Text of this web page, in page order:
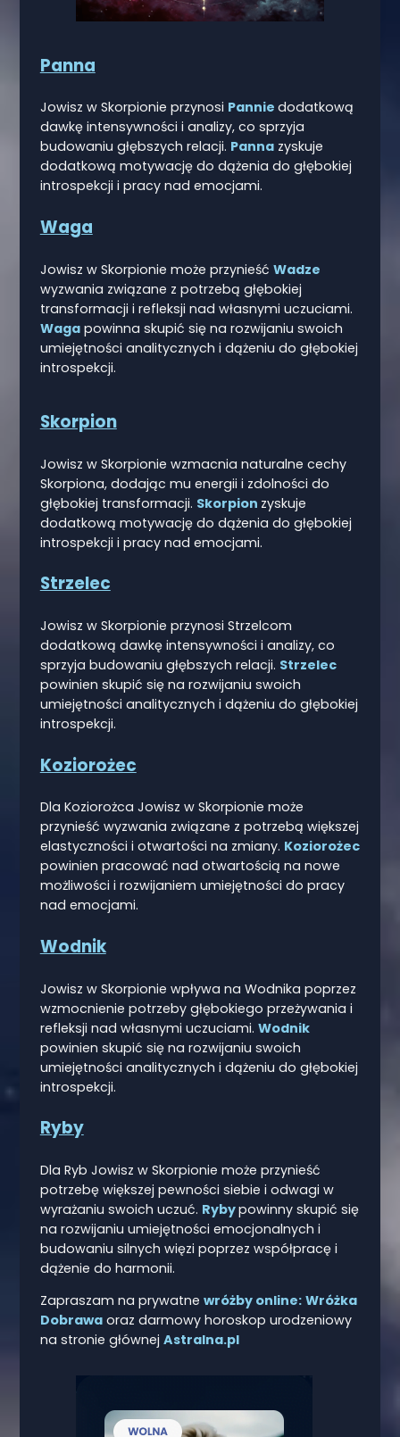
Panna
Jowisz w Skorpionie przynosi Pannie dodatkową
dawkę intensywności i analizy, co sprzyja
budowaniu głębszych relacji. Pannazyskuje
dodatkową motywację do dążenia do głębokiej
introspekcji i pracy nad emocjami.
Waga
Jowisz w Skorpionie może przynieść Wadze
wyzwania związane z potrzebą głębokiej
transformacji i refleksji nad własnymi uczuciami.
Wagapowinna skupić się na rozwijaniu swoich
umiejętności analitycznych i dążeniu do głębokiej
introspekcji.
Skorpion
Jowisz w Skorpionie wzmacnia naturalne cechy
Skorpiona, dodając mu energii i zdolności do
głębokiej transformacji. Skorpion zyskuje
dodatkową motywację do dążenia do głębokiej
introspekcji i pracy nad emocjami.
Strzelec
Jowisz w Skorpionie przynosi Strzelcom
dodatkową dawkę intensywności i analizy, co
sprzyja budowaniu głębszych relacji. Strzelec
powinien skupić się na rozwijaniu swoich
umiejętności analitycznych i dążeniu do głębokiej
introspekcji.
Koziorożec
Dla Koziorożca Jowisz w Skorpionie może
przynieść wyzwania związane z potrzebą większej
elastyczności i otwartości na zmiany. Koziorożec
powinien pracować nad otwartością na nowe
możliwości i rozwijaniem umiejętności do pracy
nad emocjami.
Wodnik
Jowisz w Skorpionie wpływa na Wodnika poprzez
wzmocnienie potrzeby głębokiego przeżywania i
refleksji nad własnymi uczuciami. Wodnik
powinien skupić się na rozwijaniu swoich
umiejętności analitycznych i dążeniu do głębokiej
introspekcji.
Ryby
Dla Ryb Jowisz w Skorpionie może przynieść
potrzebę większej pewności siebie i odwagi w
wyrażaniu swoich uczuć. Rybypowinny skupić się
na rozwijaniu umiejętności emocjonalnych i
budowaniu silnych więzi poprzez współpracę i
dążenie do harmonii.
Zapraszam na prywatne wróżby online: Wróżka
Dobrawaoraz darmowy horoskop urodzeniowy
na stronie głównej Astralna.pl